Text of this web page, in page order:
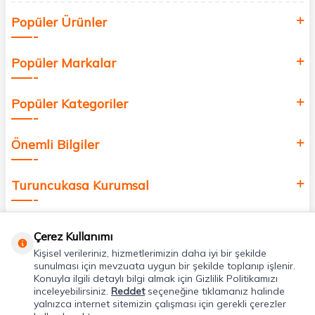
değer katmak için bize katılın!
Popüler Ürünler
Popüler Markalar
Popüler Kategoriler
Önemli Bilgiler
Turuncukasa Kurumsal
Uygulamalarımız
Adres & İletişim
Çerez Kullanımı
Kişisel verileriniz, hizmetlerimizin daha iyi bir şekilde
sunulması için mevzuata uygun bir şekilde toplanıp işlenir.
Konuyla ilgili detaylı bilgi almak için Gizlilik Politikamızı
inceleyebilirsiniz. Reddetseçeneğine tıklamanız halinde
yalnızca internet sitemizin çalışması için gerekli çerezler